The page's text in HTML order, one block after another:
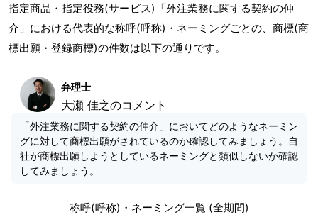
指定商品・指定役務(サービス)「外注業務に関する契約の仲
介」における代表的な称呼(呼称)・ネーミングごとの、商標(商
標出願・登録商標)の件数は以下の通りです。
弁理士
大瀬 佳之のコメント
「外注業務に関する契約の仲介」においてどのようなネーミン
グに対して商標出願がされているのか確認してみましょう。自
社が商標出願しようとしているネーミングと類似しないか確認
してみましょう。
称呼(呼称)・ネーミング一覧 (全期間)